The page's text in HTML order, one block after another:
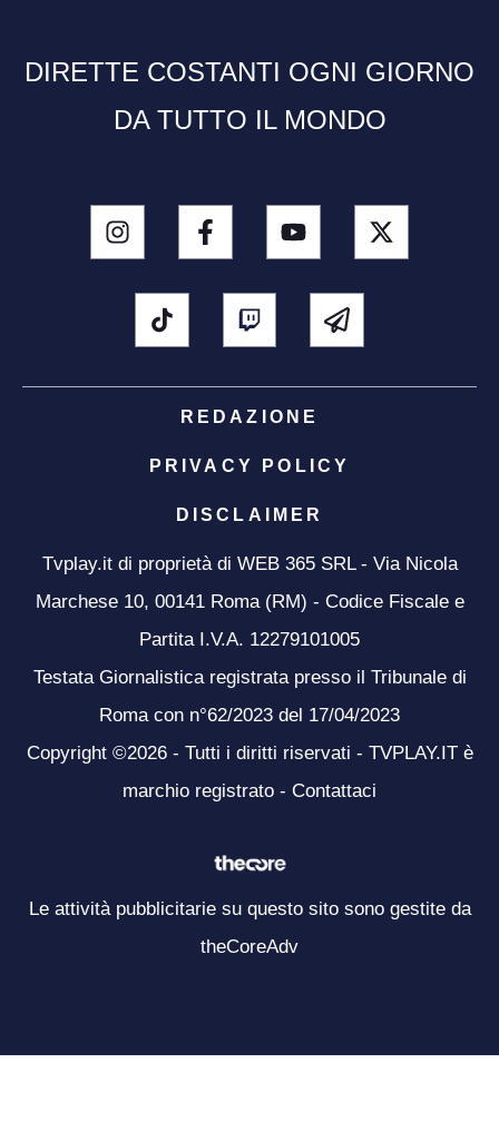
DIRETTE COSTANTI OGNI GIORNO
DA TUTTO IL MONDO
REDAZIONE
PRIVACY POLICY
DISCLAIMER
Tvplay.it di proprietà di WEB 365 SRL - Via Nicola
Marchese 10, 00141 Roma (RM) - Codice Fiscale e
Partita I.V.A. 12279101005
Testata Giornalistica registrata presso il Tribunale di
Roma con n°62/2023 del 17/04/2023
Copyright ©2026 - Tutti i diritti riservati - TVPLAY.IT è
marchio registrato - Contattaci
Le attività pubblicitarie su questo sito sono gestite da
theCoreAdv